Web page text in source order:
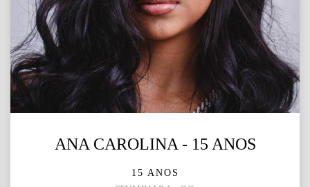
ANA CAROLINA - 15 ANOS
15 ANOS